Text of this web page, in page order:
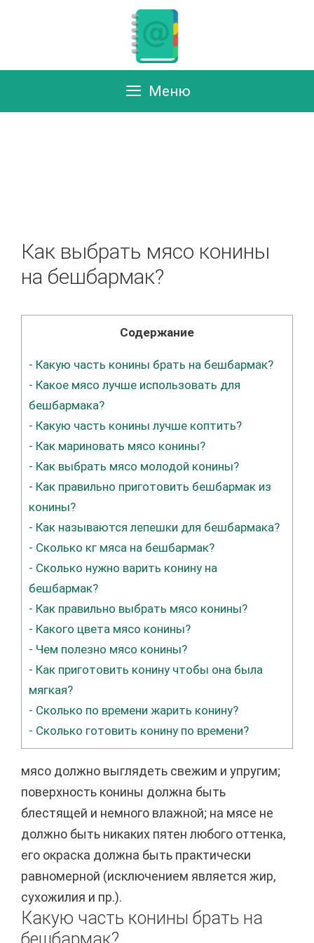
Меню
Как выбрать мясо конины
на бешбармак?
Содержание
- Какую часть конины брать на бешбармак?
- Какое мясо лучше использовать для
бешбармака?
- Какую часть конины лучше коптить?
- Как мариновать мясо конины?
- Как выбрать мясо молодой конины?
- Как правильно приготовить бешбармак из
конины?
- Как называются лепешки для бешбармака?
- Сколько кг мяса на бешбармак?
- Сколько нужно варить конину на
бешбармак?
- Как правильно выбрать мясо конины?
- Какого цвета мясо конины?
- Чем полезно мясо конины?
- Как приготовить конину чтобы она была
мягкая?
- Сколько по времени жарить конину?
- Сколько готовить конину по времени?
мясо должно выглядеть свежим и упругим;
поверхность конины должна быть
блестящей и немного влажной; на мясе не
должно быть никаких пятен любого оттенка,
его окраска должна быть практически
равномерной (исключением является жир,
сухожилия и пр.).
Какую часть конины брать на
бешбармак?